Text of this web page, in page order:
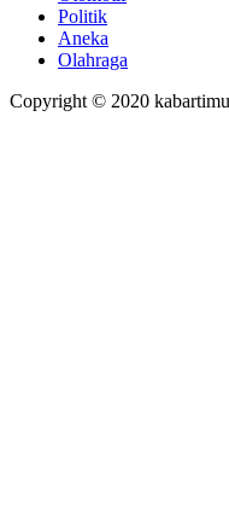
Politik
Aneka
Olahraga
Copyright © 2020